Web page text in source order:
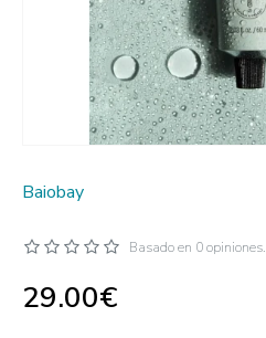
Baiobay
Basado en 0 opiniones.
29.00€